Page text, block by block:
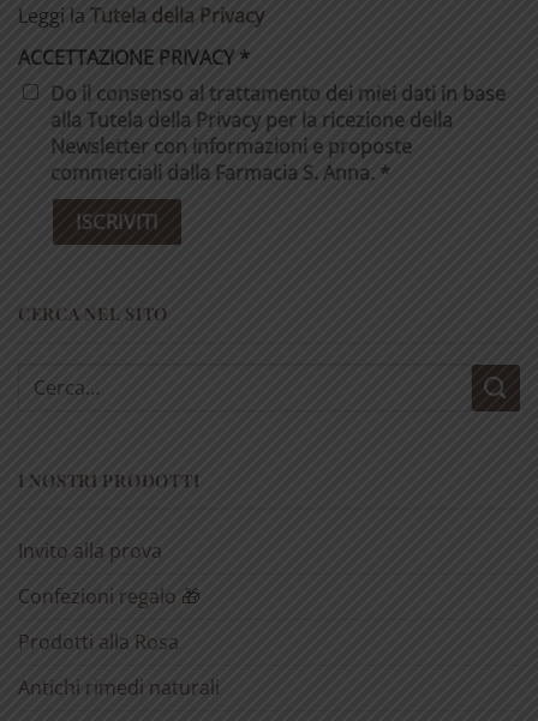
Leggi la Tutela della Privacy
ACCETTAZIONE PRIVACY *
Do il consenso al trattamento dei miei dati in base
alla Tutela della Privacy per la ricezione della
Newsletter con informazioni e proposte
commerciali dalla Farmacia S. Anna. *
CERCA NEL SITO
Cerca:
I NOSTRI PRODOTTI
Invito alla prova
Confezioni regalo 🎁
Prodotti alla Rosa
Antichi rimedi naturali